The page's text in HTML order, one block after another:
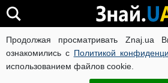
Продолжая просматривать Znaj.ua
ознакомились с Политикой
использованием файлов cookie.
ВОЙНА РОССИИ ПРОТИВ